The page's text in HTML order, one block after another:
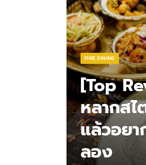
FINE DINING
[Top
หลากสไ
แล้วอย
ลอง